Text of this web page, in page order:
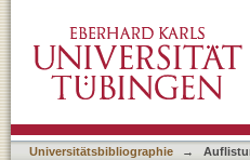
Universitätsbibliographie →